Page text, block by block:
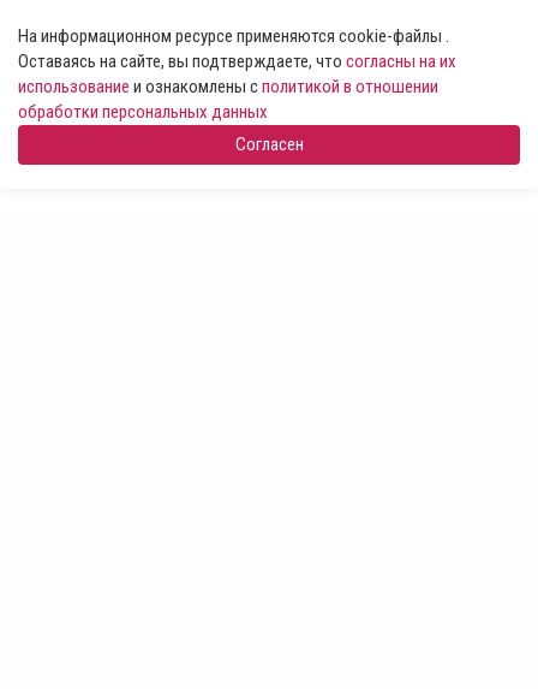
На информационном ресурсе применяются cookie-файлы .
Оставаясь на сайте, вы подтверждаете, что согласны на их
использование и ознакомлены сполитикой в отношении
обработки персональных данных
Согласен